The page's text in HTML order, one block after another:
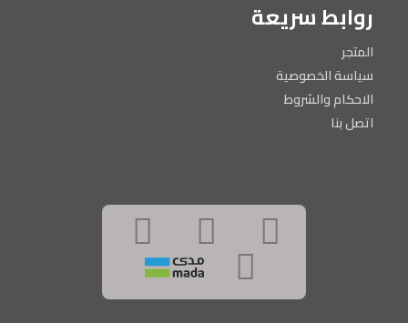
روابط سريعة
المتجر
سياسة الخصوصية
الاحكام والشروط
اتصل بنا